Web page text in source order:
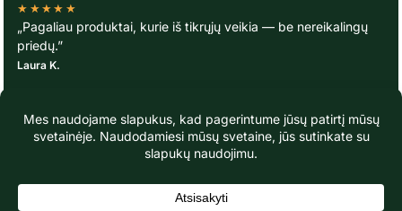
★★★★★
„Pagaliau produktai, kurie iš tikrųjų veikia — be nereikalingų
priedų.”
Laura K.
© TavoOda.lt 2020-2026